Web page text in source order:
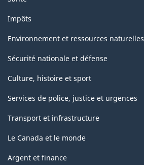
Impôts
Environnement et ressources naturelles
Sécurité nationale et défense
Culture, histoire et sport
Services de police, justice et urgences
Transport et infrastructure
Le Canada et le monde
Argent et finance